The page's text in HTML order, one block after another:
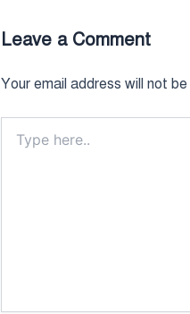
Leave a Comment
Your email address will not be
here..